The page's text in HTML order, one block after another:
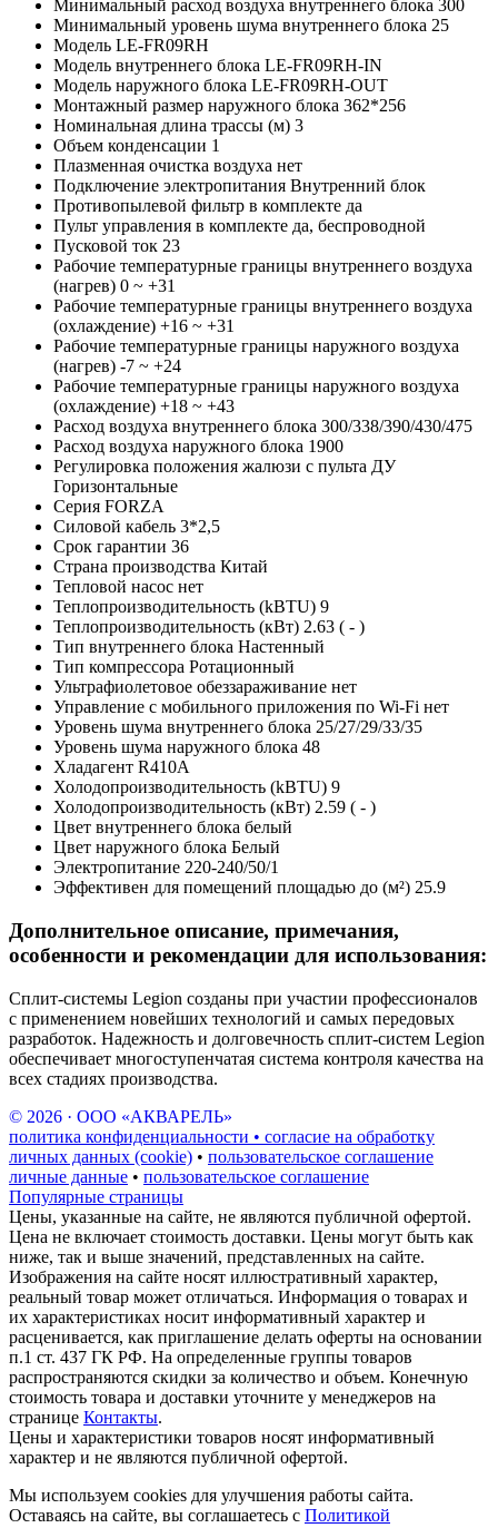
Минимальный расход воздуха внутреннего блока 300
Минимальный уровень шума внутреннего блока 25
Модель LE-FR09RH
Модель внутреннего блока LE-FR09RH-IN
Модель наружного блока LE-FR09RH-OUT
Монтажный размер наружного блока 362*256
Номинальная длина трассы (м) 3
Объем конденсации 1
Плазменная очистка воздуха нет
Подключение электропитания Внутренний блок
Противопылевой фильтр в комплекте да
Пульт управления в комплекте да, беспроводной
Пусковой ток 23
Рабочие температурные границы внутреннего воздуха
(нагрев) 0 ~ +31
Рабочие температурные границы внутреннего воздуха
(охлаждение) +16 ~ +31
Рабочие температурные границы наружного воздуха
(нагрев) -7 ~ +24
Рабочие температурные границы наружного воздуха
(охлаждение) +18 ~ +43
Расход воздуха внутреннего блока 300/338/390/430/475
Расход воздуха наружного блока 1900
Регулировка положения жалюзи с пульта ДУ
Горизонтальные
Серия FORZA
Силовой кабель 3*2,5
Срок гарантии 36
Страна производства Китай
Тепловой насос нет
Теплопроизводительность (kBTU) 9
Теплопроизводительность (кВт) 2.63 ( - )
Тип внутреннего блока Настенный
Тип компрессора Ротационный
Ультрафиолетовое обеззараживание нет
Управление c мобильного приложения по Wi-Fi нет
Уровень шума внутреннего блока 25/27/29/33/35
Уровень шума наружного блока 48
Хладагент R410A
Холодопроизводительность (kBTU) 9
Холодопроизводительность (кВт) 2.59 ( - )
Цвет внутреннего блока белый
Цвет наружного блока Белый
Электропитание 220-240/50/1
Эффективен для помещений площадью до (м²) 25.9
Дополнительное описание, примечания,
особенности и рекомендации для использования:
Сплит-системы Legion созданы при участии профессионалов
с применением новейших технологий и самых передовых
разработок. Надежность и долговечность сплит-систем Legion
обеспечивает многоступенчатая система контроля качества на
всех стадиях производства.
© 2026 · ООО «АКВАРЕЛЬ»
политика конфиденциальности • согласие на обработку
личных данных (cookie) • пользовательское соглашение
личные данные • пользовательское соглашение
Популярные страницы
Цены, указанные на сайте, не являются публичной офертой.
Цена не включает стоимость доставки. Цены могут быть как
ниже, так и выше значений, представленных на сайте.
Изображения на сайте носят иллюстративный характер,
реальный товар может отличаться. Информация о товарах и
их характеристиках носит информативный характер и
расценивается, как приглашение делать оферты на основании
п.1 ст. 437 ГК РФ. На определенные группы товаров
распространяются скидки за количество и объем. Конечную
стоимость товара и доставки уточните у менеджеров на
странице Контакты.
Цены и характеристики товаров носят информативный
характер и не являются публичной офертой.
Мы используем cookies для улучшения работы сайта.
Оставаясь на сайте, вы соглашаетесь с Политикой